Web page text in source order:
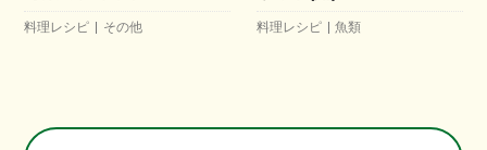
料理レシピ その他 料理レシピ 魚類